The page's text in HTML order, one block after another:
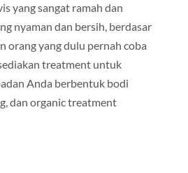
yang sangat ramah dan
nyaman dan bersih, berdasar
orang yang dulu pernah coba
treatment untuk
Anda berbentuk bodi
dan organic treatment